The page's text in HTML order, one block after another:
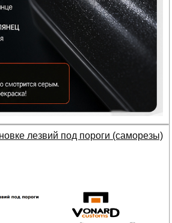
лезвий под пороги (саморезы)